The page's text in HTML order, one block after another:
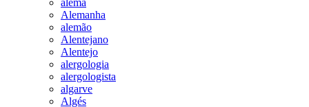
Alemanha
alemão
Alentejano
Alentejo
alergologia
alergologista
algarve
Algés